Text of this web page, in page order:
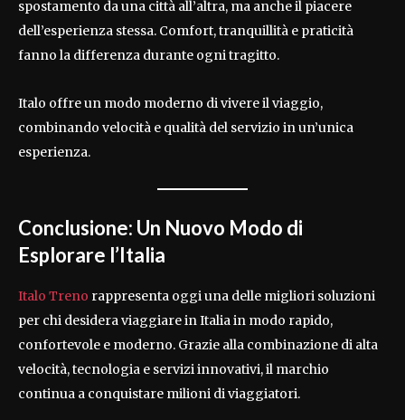
spostamento da una città all’altra, ma anche il piacere
dell’esperienza stessa. Comfort, tranquillità e praticità
fanno la differenza durante ogni tragitto.
Italo offre un modo moderno di vivere il viaggio,
combinando velocità e qualità del servizio in un’unica
esperienza.
Conclusione: Un Nuovo Modo di
Esplorare l’Italia
Italo Treno rappresenta oggi una delle migliori soluzioni
per chi desidera viaggiare in Italia in modo rapido,
confortevole e moderno. Grazie alla combinazione di alta
velocità, tecnologia e servizi innovativi, il marchio
continua a conquistare milioni di viaggiatori.